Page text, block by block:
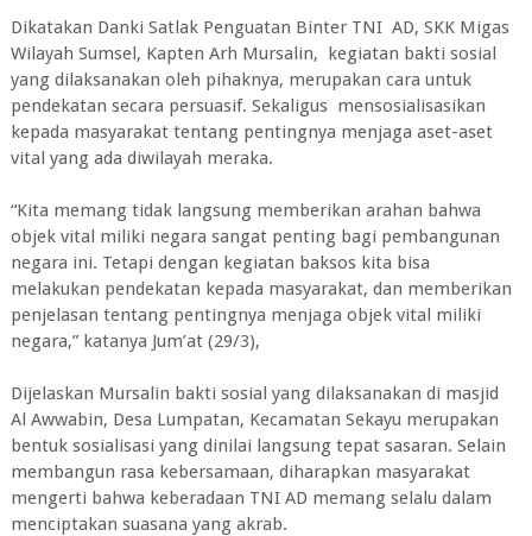
Dikatakan Danki Satlak Penguatan Binter TNI AD, SKK Migas
Wilayah Sumsel, Kapten Arh Mursalin, kegiatan bakti sosial
yang dilaksanakan oleh pihaknya, merupakan cara untuk
pendekatan secara persuasif. Sekaligus mensosialisasikan
kepada masyarakat tentang pentingnya menjaga aset-aset
vital yang ada diwilayah meraka.
“Kita memang tidak langsung memberikan arahan bahwa
objek vital miliki negara sangat penting bagi pembangunan
negara ini. Tetapi dengan kegiatan baksos kita bisa
melakukan pendekatan kepada masyarakat, dan memberikan
penjelasan tentang pentingnya menjaga objek vital miliki
negara,” katanya Jum’at (29/3),
Dijelaskan Mursalin bakti sosial yang dilaksanakan di masjid
Al Awwabin, Desa Lumpatan, Kecamatan Sekayu merupakan
bentuk sosialisasi yang dinilai langsung tepat sasaran. Selain
membangun rasa kebersamaan, diharapkan masyarakat
mengerti bahwa keberadaan TNI AD memang selalu dalam
menciptakan suasana yang akrab.